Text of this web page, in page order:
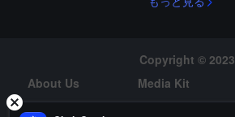
Copyright © 2023
About Us
Media Kit
Risk Warning
Hiring